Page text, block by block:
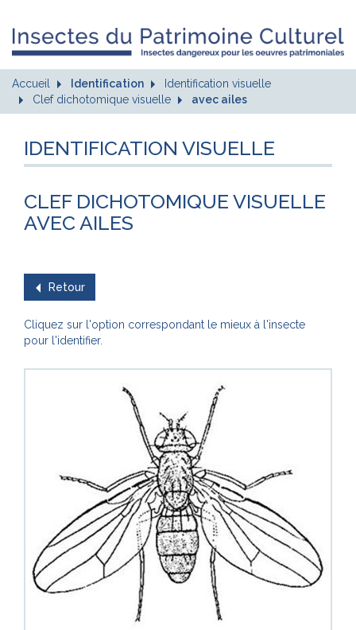
Accueil Identification
Identification visuelle
Clef dichotomique visuelle
avec ailes
IDENTIFICATION VISUELLE
CLEF DICHOTOMIQUE VISUELLE
AVEC AILES
Retour
Cliquez sur l'option correspondant le mieux à l'insecte
pour l'identifier.